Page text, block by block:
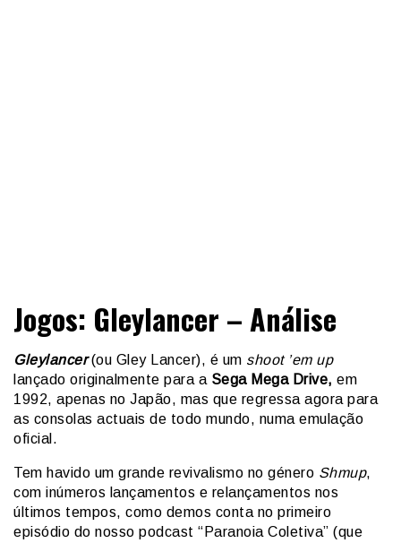
Central Comics
Jogos: Gleylancer – Análise
Gleylancer (ou Gley Lancer), é um shoot ’em up
lançado originalmente para a Sega Mega Drive, em
1992, apenas no Japão, mas que regressa agora para
as consolas actuais de todo mundo, numa emulação
oficial.
Tem havido um grande revivalismo no género Shmup,
com inúmeros lançamentos e relançamentos nos
últimos tempos, como demos conta no primeiro
episódio do nosso podcast “Paranoia Coletiva” (que